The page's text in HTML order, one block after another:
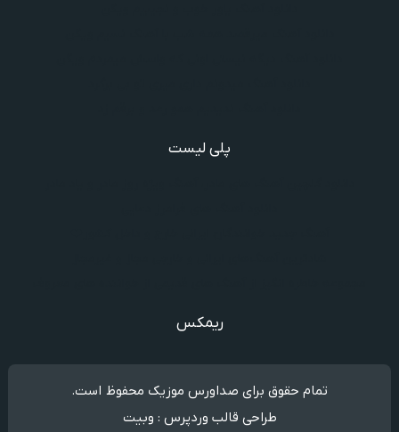
پلی لیست
ریمکس
تمام حقوق برای صداورس موزیک محفوظ است.
طراحی قالب وردپرس : وبیت